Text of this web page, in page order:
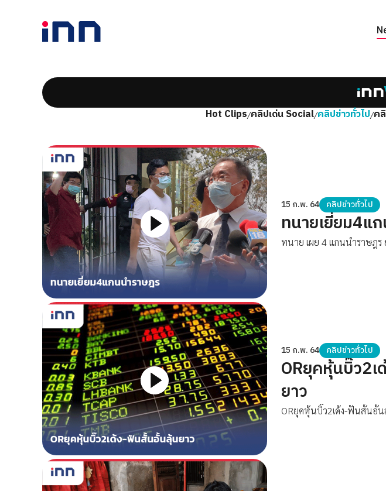
Hot Clips/คลิปเด่น Social/คลิปข่าวทั่วไป/ค
15 ก.พ. 64 คลิปข่าวทั่วไป
ทนายเยี่ยม4แ
ทนาย เผย 4 แกนนำราษฎร
15 ก.พ. 64 คลิปข่าวทั่วไป
ORยุคหุ้นบิ๊ว2
ยาว
ORยุคหุ้นบิ๊ว2เด้ง-ฟันสั้นอั้